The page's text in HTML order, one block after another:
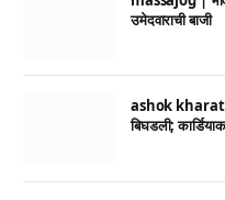
उमेदवाराची बाजी
ashok kharat|
बिघडली;